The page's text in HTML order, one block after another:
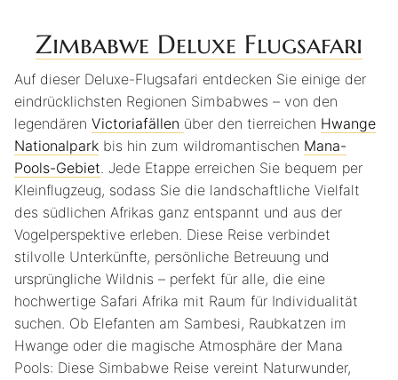
Zimbabwe Deluxe Flugsafari
Auf dieser Deluxe-Flugsafari entdecken Sie einige der
eindrücklichsten Regionen Simbabwes – von den
legendären Victoriafällen über den tierreichen Hwange
Nationalpark bis hin zum wildromantischen Mana-
Pools-Gebiet. Jede Etappe erreichen Sie bequem per
Kleinflugzeug, sodass Sie die landschaftliche Vielfalt
des südlichen Afrikas ganz entspannt und aus der
Vogelperspektive erleben. Diese Reise verbindet
stilvolle Unterkünfte, persönliche Betreuung und
ursprüngliche Wildnis – perfekt für alle, die eine
hochwertige Safari Afrika mit Raum für Individualität
suchen. Ob Elefanten am Sambesi, Raubkatzen im
Hwange oder die magische Atmosphäre der Mana
Pools: Diese Simbabwe Reise vereint Naturwunder,